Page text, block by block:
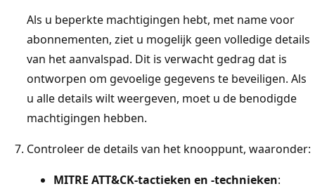
Als u beperkte machtigingen hebt, met name voor
abonnementen, ziet u mogelijk geen volledige details
van het aanvalspad. Dit is verwacht gedrag dat is
ontworpen om gevoelige gegevens te beveiligen. Als
u alle details wilt weergeven, moet u de benodigde
machtigingen hebben.
Controleer de details van het knooppunt, waaronder:
MITRE ATT&CK-tactieken en -technieken: